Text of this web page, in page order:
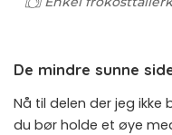
De mindre sunne
Nå til delen der jeg ikke
du bør holde et øye